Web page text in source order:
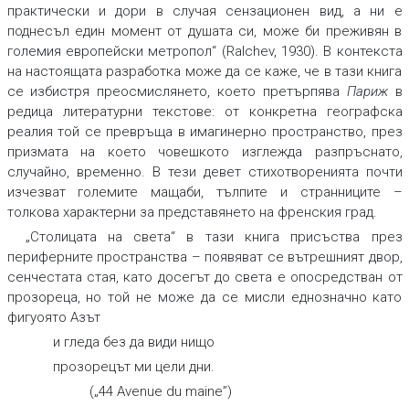
практически и дори в случая сензационен вид, а ни е
поднесъл един момент от душата си, може би преживян в
големия европейски метропол“ (Ralchev, 1930). В контекста
на настоящата разработка може да се каже, че в тази книга
се избистря преосмислянето, което претърпява Парижв
редица литературни текстове: от конкретна географска
реалия той се превръща в имагинерно пространство, през
призмата на което човешкото изглежда разпръснато,
случайно, временно. В тези девет стихотворенията почти
изчезват големите мащаби, тълпите и странниците –
толкова характерни за представянето на френския град.
„Столицата на света“ в тази книга присъства през
периферните пространства – появяват се вътрешният двор,
сенчестата стая, като досегът до света е опосредстван от
прозореца, но той не може да се мисли еднозначно като
фигуоято Азът
и гледа без да види нищо
прозорецът ми цели дни.
(„44 Avenue du maine”)